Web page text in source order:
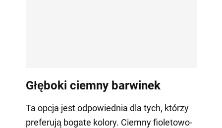
Głęboki ciemny barwinek
Ta opcja jest odpowiednia dla tych, którzy
preferują bogate kolory. Ciemny fioletowo-